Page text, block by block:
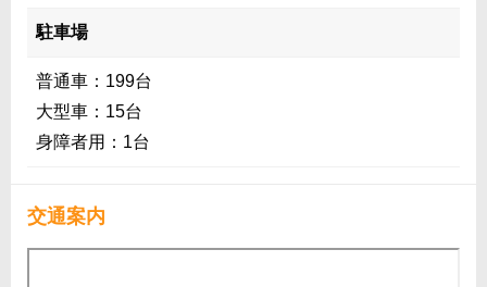
駐車場
普通車：199台
大型車：15台
身障者用：1台
交通案内